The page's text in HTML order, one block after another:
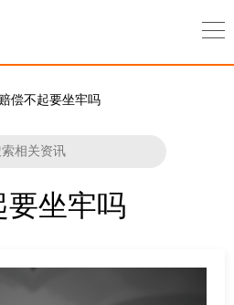
偿不起要坐牢吗
要坐牢吗